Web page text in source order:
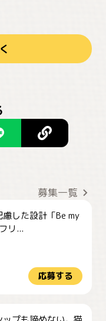
募集一覧
した設計「Be my
リ...
応募する